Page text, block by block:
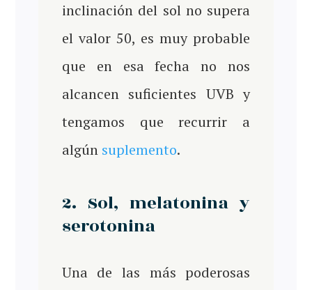
inclinación del sol no supera
el valor 50, es muy probable
que en esa fecha no nos
alcancen suficientes UVB y
tengamos que recurrir a
algún suplemento.
2. Sol, melatonina y
serotonina
Una de las más poderosas